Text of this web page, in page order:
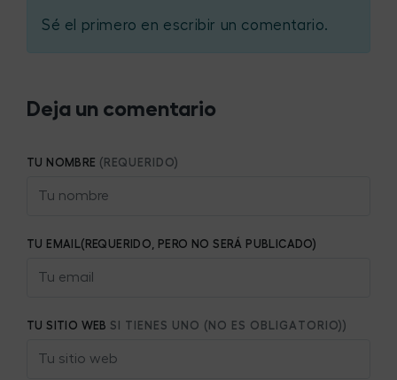
Sé el primero en escribir un comentario.
Deja un comentario
TU NOMBRE (REQUERIDO)
TU EMAIL(REQUERIDO, PERO NO SERÁ PUBLICADO)
TU SITIO WEB SI TIENES UNO (NO ES OBLIGATORIO))